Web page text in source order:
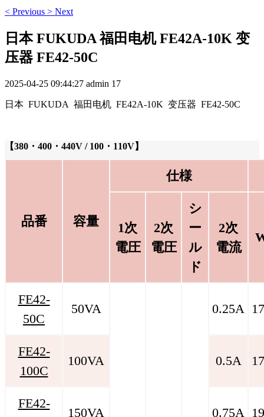
< Previous > Next
日本 FUKUDA 福田电机 FE42A-10K 变
压器 FE42-50C
2025-04-25 09:44:27 admin 17
日本 FUKUDA 福田电机 FE42A-10K 变压器 FE42-50C
【380・400・440V / 100・110V】
品番 容量
仕様
1次
電圧
2次
電圧
シ
ー
ル
ド
2次
電流
FE42-
50C
50VA 0.25A
FE42-
100C
100VA 0.5A
FE42-
150VA 0.75A